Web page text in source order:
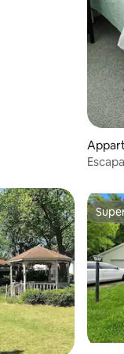
: 4,96 sur